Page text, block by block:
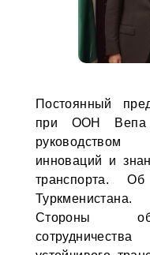
Постоянный
при ООН Вепа
инноваций и
транспорта.
Туркменистана.
Стороны